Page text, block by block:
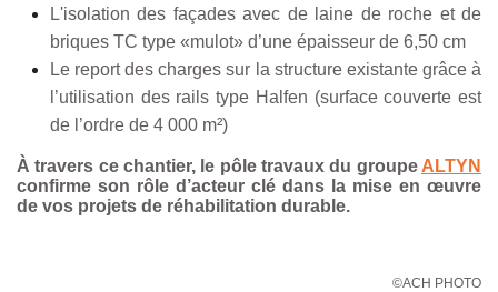
L'isolation des façades avec de laine de roche et de
briques TC type «mulot» d’une épaisseur de 6,50 cm
Le report des charges sur la structure existante grâce à
l’utilisation des rails type Halfen (surface couverte est
de l’ordre de 4 000 m²)
À travers ce chantier, le pôle travaux du groupe ALTYN
confirme son rôle d’acteur clé dans la mise en œuvre
de vos projets de réhabilitation durable.
©ACH PHOTO